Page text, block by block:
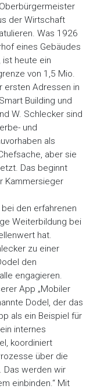
der Wirtschaft
Was 1926
eines Gebäudes
ist heute ein
von 1,5 Mio.
ersten Adressen in
Building und
W. Schlecker sind
und
als
aber sie
Das beginnt
Kammersieger
den erfahrenen
Weiterbildung bei
hat.
zu einer
den
engagieren.
App „Mobiler
Dodel, der das
als ein Beispiel für
internes
koordiniert
über die
Das werden wir
einbinden.“ Mit